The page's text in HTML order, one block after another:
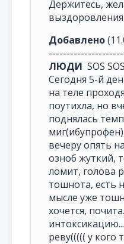
Держитесь,
Добавлено
ЛЮДИ SOS
Сегодня 5-й
на теле
поутихла, но
поднялась
вечеру опять
озноб жуткий,
ломит, голова
тошнота, есть
мысле уже
хочется,
реву((((( у кого